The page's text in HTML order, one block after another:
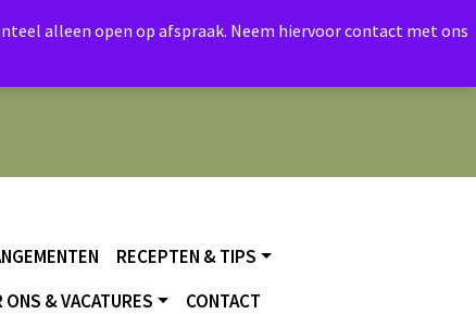
RECEPTEN & TIPS
ONS & VACATURES
CONTACT
alleen open op afspraak. Neem hiervoor contact met ons